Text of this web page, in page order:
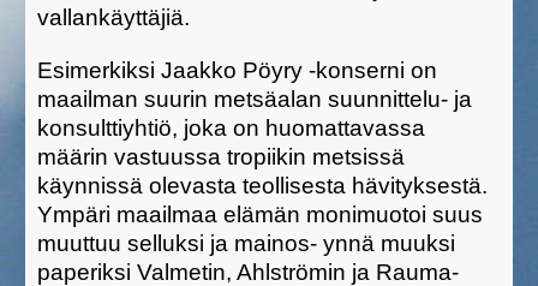
vallankäyttäjiä.
Esimerkiksi Jaakko Pöyry -konserni on
maailman suurin metsäalan suunnittelu- ja
konsulttiyhtiö, joka on huomattavassa
määrin vastuussa tropiikin metsissä
käynnissä olevasta teollisesta hävityksestä.
Ympäri maailmaa elämän monimuotoi suus
muuttuu selluksi ja mainos- ynnä muuksi
paperiksi Valmetin, Ahlströmin ja Rauma-